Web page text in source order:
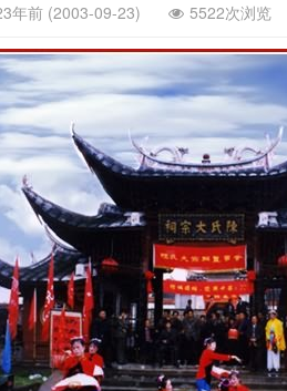
年前 (2003-09-23) 5522次浏览